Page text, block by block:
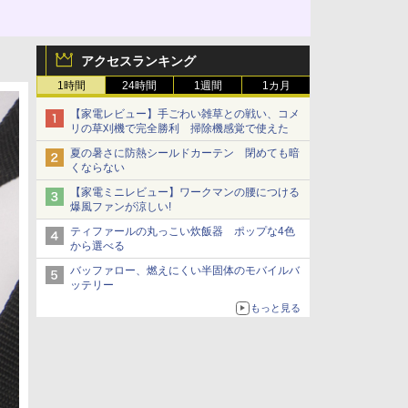
アクセスランキング
1時間 24時間 1週間 1カ月
【家電レビュー】手ごわい雑草との戦い、コメ
リの草刈機で完全勝利 掃除機感覚で使えた
夏の暑さに防熱シールドカーテン 閉めても暗
くならない
【家電ミニレビュー】ワークマンの腰につける
爆風ファンが涼しい!
ティファールの丸っこい炊飯器 ポップな4色
から選べる
バッファロー、燃えにくい半固体のモバイルバ
ッテリー
もっと見る